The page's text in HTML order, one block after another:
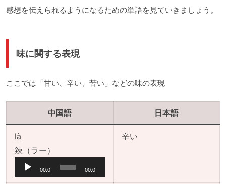
感想を伝えられるようになるための単語を見ていきましょう。
味に関する表現
ここでは「甘い、辛い、苦い」などの味の表現
中国語 日本語
là
辣（ラー）
声
プ
00:0
00:0
辛い